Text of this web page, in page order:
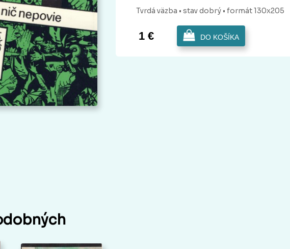
Tvrdá väzba • stav dobrý • formát 130x205
1 € DO KOŠÍKA